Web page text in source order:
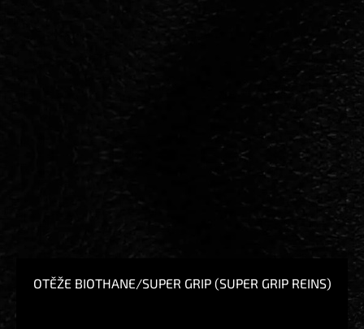
OTĚŽE BIOTHANE/SUPER GRIP (SUPER GRIP REINS)